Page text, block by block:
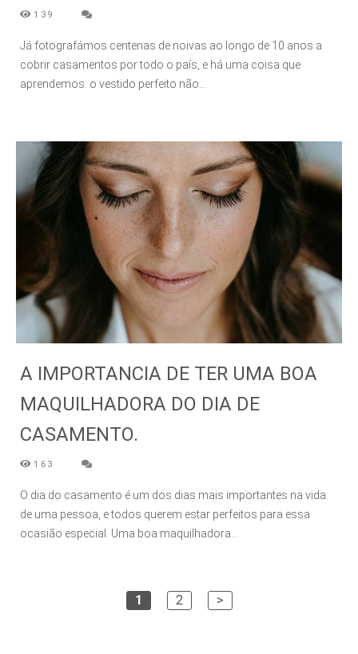
139
Já fotografámos centenas de noivas ao longo de 10 anos a
cobrir casamentos por todo o país, e há uma coisa que
aprendemos: o vestido perfeito não...
A IMPORTANCIA DE TER UMA BOA
MAQUILHADORA DO DIA DE
CASAMENTO.
163
O dia do casamento é um dos dias mais importantes na vida
de uma pessoa, e todos querem estar perfeitos para essa
ocasião especial. Uma boa maquilhadora...
1 2 >